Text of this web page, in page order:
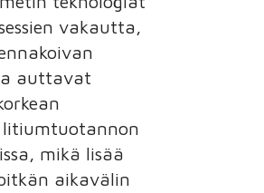
vakautta,
auttavat
mikä lisää
aikavälin